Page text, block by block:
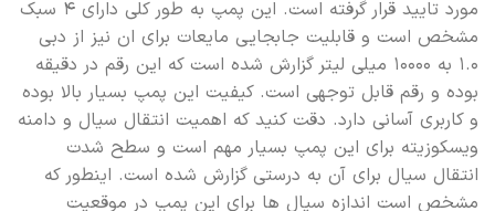
مورد تایید قرار گرفته است. این پمپ به طور کلی دارای ۴ سبک
مشخص است و قابلیت جابجایی مایعات برای ان نیز از دبی
۱.۰ به ۱۰۰۰۰ میلی لیتر گزارش شده است که این رقم در دقیقه
بوده و رقم قابل توجهی است. کیفیت این پمپ بسیار بالا بوده
و کاربری آسانی دارد. دقت کنید که اهمیت انتقال سیال و دامنه
ویسکوزیته برای این پمپ بسیار مهم است و سطح شدت
انتقال سیال برای آن به درستی گزارش شده است. اینطور که
مشخص است اندازه سیال ها برای این پمپ در موقعیت